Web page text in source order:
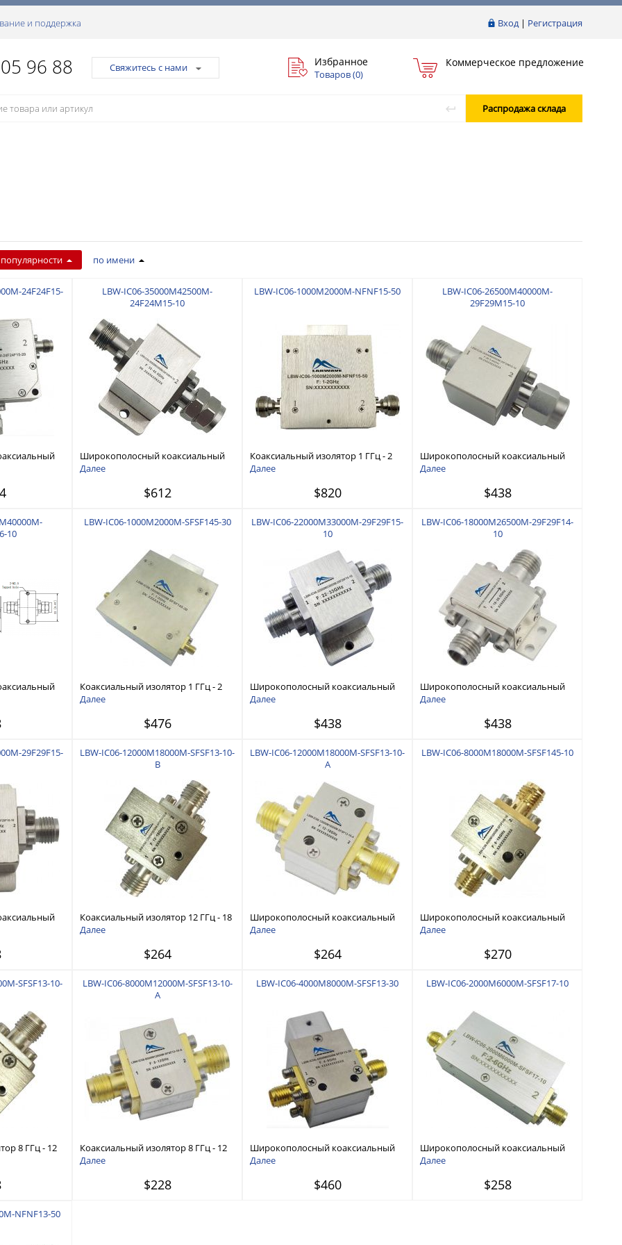
Вход| Регистрация
и поддержка
96 88 Свяжитесь с нами Избранное
Товаров (0)
Коммерческое предложение
Распродажа склада
по имени
24F24F15-
LBW-IC06-35000M42500M-
24F24M15-10
Широкополосный коаксиальный
изолятор 35 ГГц - 42,5 ГГц
Далее
$612
LBW-IC06-1000M2000M-NFNF15-50
Коаксиальный изолятор 1 ГГц - 2
ГГц
Далее
$820
LBW-IC06-26500M40000M-
29F29M15-10
Широкополосный коаксиальный
изолятор 26,5 ГГц - 40 ГГц
Далее
$438
10
LBW-IC06-1000M2000M-SFSF145-30
Коаксиальный изолятор 1 ГГц - 2
ГГц
Далее
$476
LBW-IC06-22000M33000M-29F29F15-
10
Широкополосный коаксиальный
изолятор 22 ГГц - 33 ГГц
Далее
$438
LBW-IC06-18000M26500M-29F29F14-
10
Широкополосный коаксиальный
изолятор 18 ГГц - 26,5 ГГц
Далее
$438
29F29F15-
LBW-IC06-12000M18000M-SFSF13-10-
B
Коаксиальный изолятор 12 ГГц - 18
ГГц
Далее
$264
LBW-IC06-12000M18000M-SFSF13-10-
A
Широкополосный коаксиальный
изолятор 12 ГГц - 18 ГГц
Далее
$264
LBW-IC06-8000M18000M-SFSF145-10
Широкополосный коаксиальный
изолятор 8 ГГц - 18 ГГц
Далее
$270
SFSF13-10-
8 ГГц - 12
LBW-IC06-8000M12000M-SFSF13-10-
A
Коаксиальный изолятор 8 ГГц - 12
ГГц
Далее
$228
LBW-IC06-4000M8000M-SFSF13-30
Широкополосный коаксиальный
изолятор 4 ГГц - 8 ГГц
Далее
$460
LBW-IC06-2000M6000M-SFSF17-10
Широкополосный коаксиальный
изолятор 2 ГГц - 6 ГГц
Далее
$258
NFNF13-50